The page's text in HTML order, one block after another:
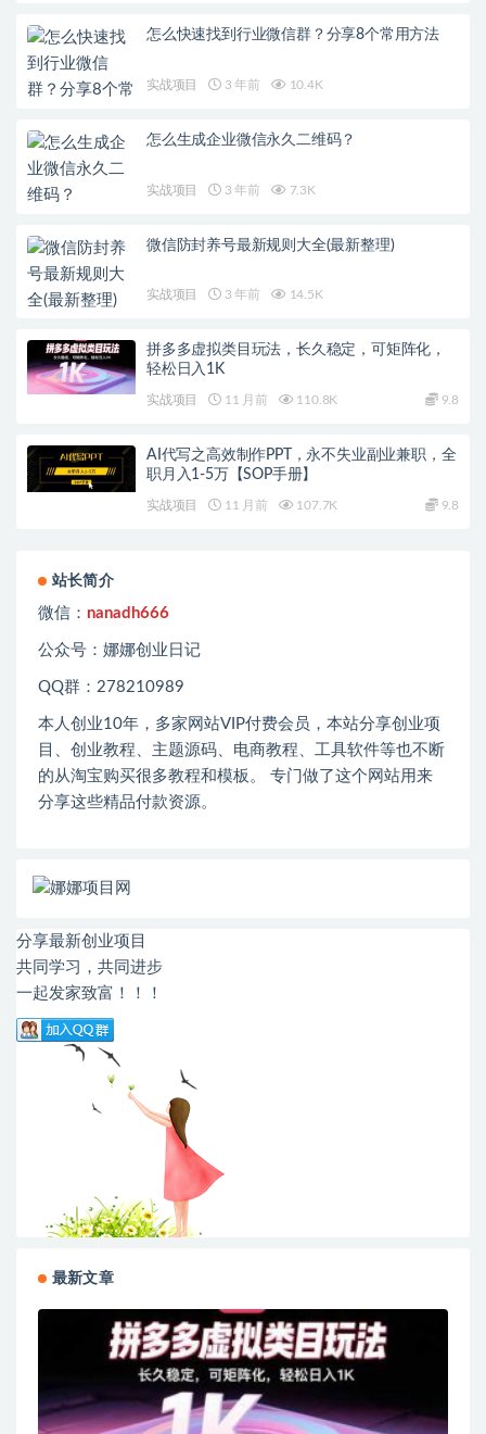
怎么快速找到行业微信群？分享8个常用方法
实战项目 3 年前 10.4K
怎么生成企业微信永久二维码？
实战项目 3 年前 7.3K
微信防封养号最新规则大全(最新整理)
实战项目 3 年前 14.5K
拼多多虚拟类目玩法，长久稳定，可矩阵化，
轻松日入1K
实战项目 11 月前 110.8K 9.8
AI代写之高效制作PPT，永不失业副业兼职，全
职月入1-5万【SOP手册】
实战项目 11 月前 107.7K 9.8
站长简介
微信： nanadh666
公众号：娜娜创业日记
QQ群：278210989
本人创业10年，多家网站VIP付费会员，本站分享创业项
目、创业教程、主题源码、电商教程、工具软件等也不断
的从淘宝购买很多教程和模板。 专门做了这个网站用来
分享这些精品付款资源。
分享最新创业项目
共同学习，共同进步
一起发家致富！！！
最新文章